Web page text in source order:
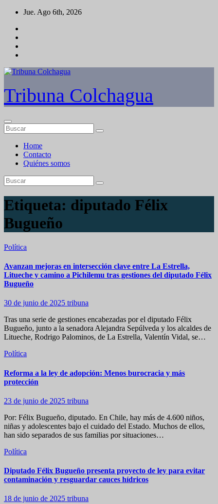
Saltar
contenido
Jue. Ago 6th, 2026
Tribuna Colchagua
Home
Contacto
Quiénes somos
Etiqueta: diputado Félix
Bugueño
Política
Avanzan mejoras en intersección clave entre La Estrella,
Litueche y camino a Pichilemu tras gestiones del diputado Félix
Bugueño
30 de junio de 2025 tribuna
Tras una serie de gestiones encabezadas por el diputado Félix
Bugueño, junto a la senadora Alejandra Sepúlveda y los alcaldes de
Litueche, Rodrigo Palominos, de La Estrella, Valentín Vidal, se…
Política
Reforma a la ley de adopción: Menos burocracia y más
protección
23 de junio de 2025 tribuna
Por: Félix Bugueño, diputado. En Chile, hay más de 4.600 niños,
niñas y adolescentes bajo el cuidado del Estado. Muchos de ellos,
han sido separados de sus familias por situaciones…
Política
Diputado Félix Bugueño presenta proyecto de ley para evitar
contaminación y resguardar cauces hídricos
18 de junio de 2025 tribuna